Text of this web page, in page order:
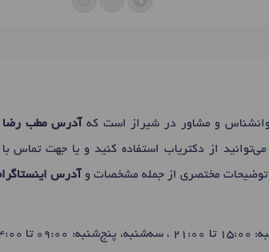
و مشاور در شیراز است که آدرس مطب رضا
می‌توانید از دکتریاب استفاده کنید و یا جهت تماس
توضیحات مختصری از جمله مشخصات و آدرس